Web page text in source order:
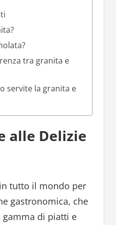
tra granita e
servite la granita e
alle Delizie
tutto il mondo per
gastronomica, che
gamma di piatti e